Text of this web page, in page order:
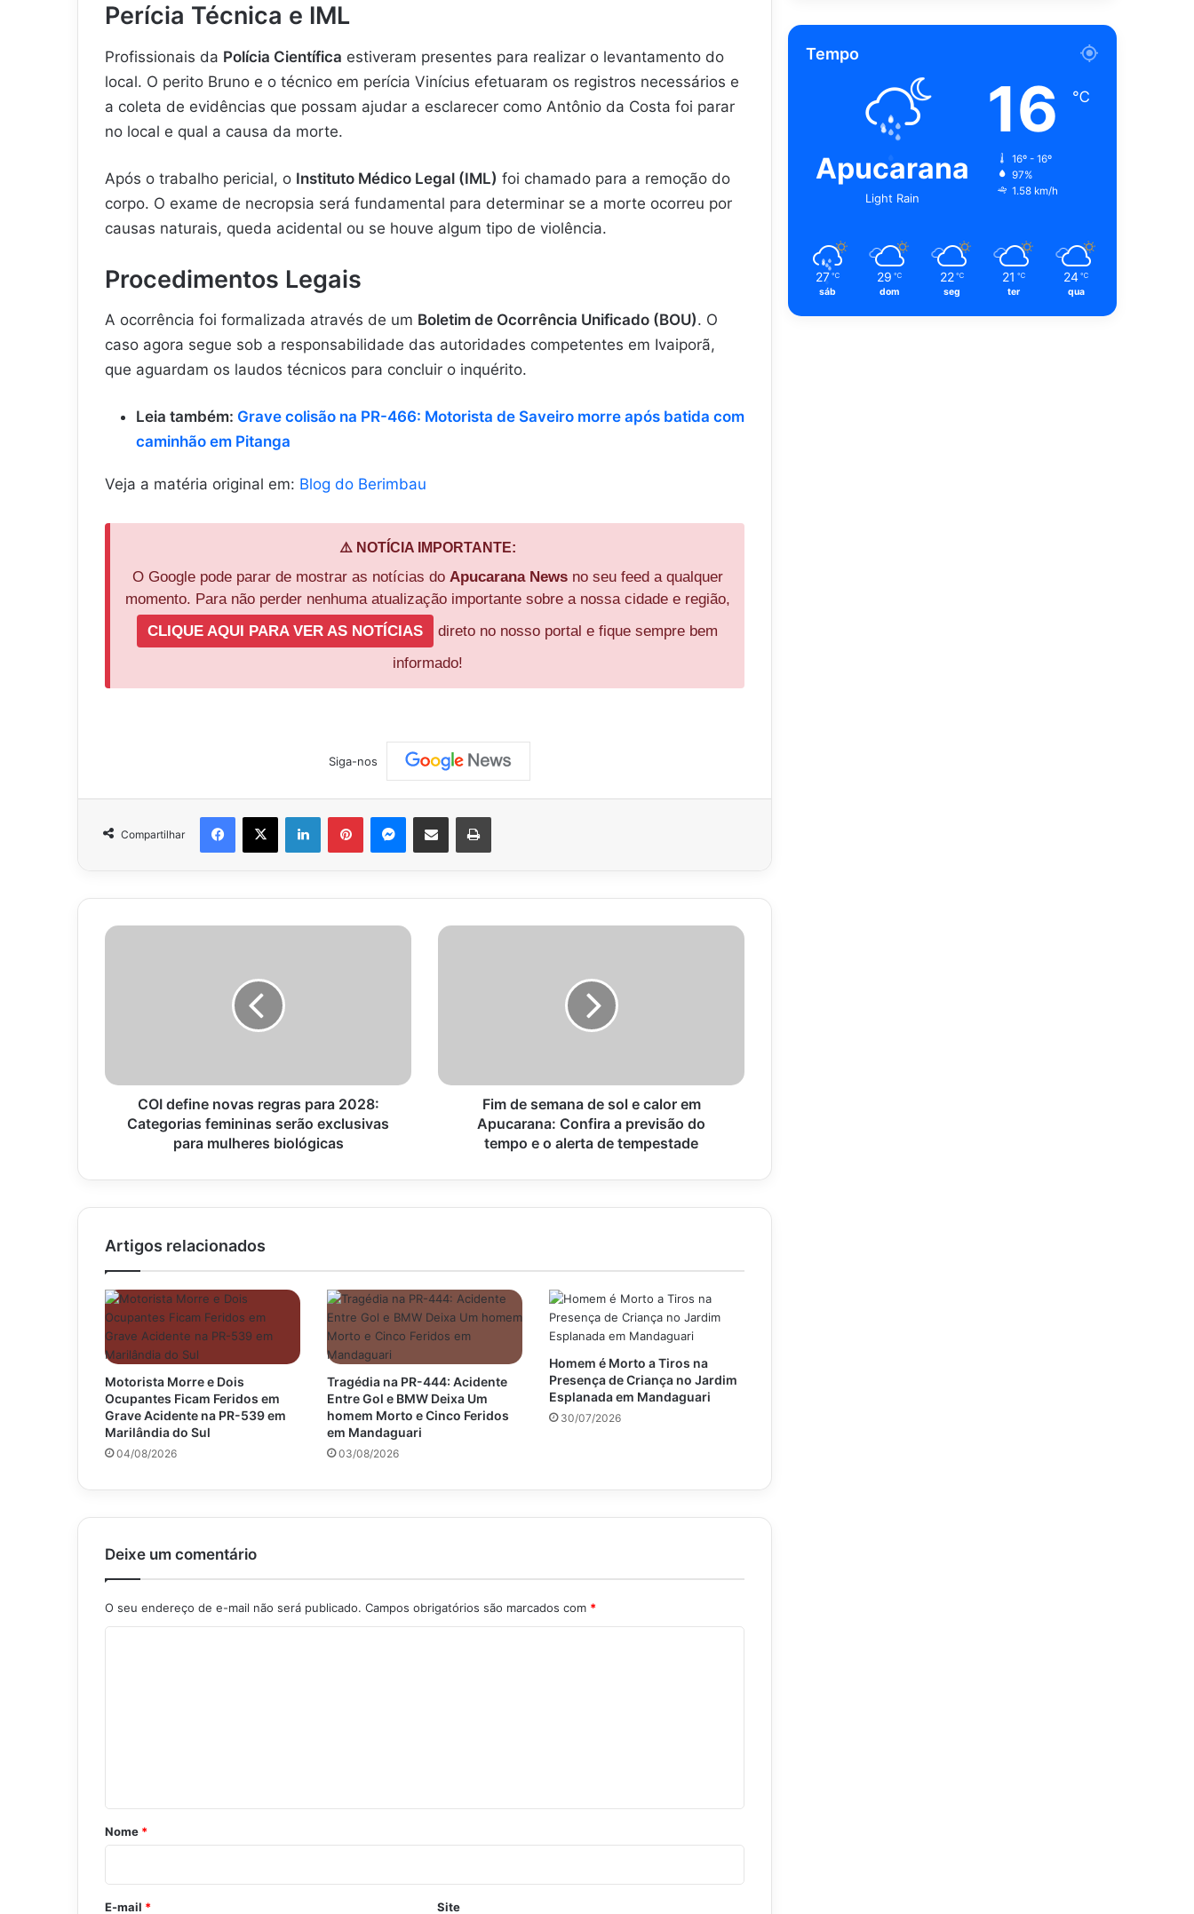
Perícia Técnica e IML
Profissionais da Polícia Científica estiveram presentes para realizar o levantamento do
local. O perito Bruno e o técnico em perícia Vinícius efetuaram os registros necessários e
a coleta de evidências que possam ajudar a esclarecer como Antônio da Costa foi parar
no local e qual a causa da morte.
Após o trabalho pericial, o Instituto Médico Legal (IML) foi chamado para a remoção do
corpo. O exame de necropsia será fundamental para determinar se a morte ocorreu por
causas naturais, queda acidental ou se houve algum tipo de violência.
Procedimentos Legais
A ocorrência foi formalizada através de um Boletim de Ocorrência Unificado (BOU). O
caso agora segue sob a responsabilidade das autoridades competentes em Ivaiporã,
que aguardam os laudos técnicos para concluir o inquérito.
Leia também: Grave colisão na PR-466: Motorista de Saveiro morre após batida com
caminhão em Pitanga
Veja a matéria original em: Blog do Berimbau
⚠️ NOTÍCIA IMPORTANTE:
O Google pode parar de mostrar as notícias do Apucarana Newsno seu feed a qualquer
momento. Para não perder nenhuma atualização importante sobre a nossa cidade e região,
CLIQUE AQUI PARA VER AS NOTÍCIAS
direto no nosso portal e fique sempre bem
informado!
Siga-nos
Compartilhar
Facebook
X LinkedinPinterestMessenger
Compartilhar via e-mail Imprimir
COI
serão
exclusivasCOI define novas regras para 2028:
Categorias femininas serão exclusivas
para mulheres biológicas
Fim
Apucarana:
tempo
tempestade
Fim de semana de sol e calor em
Apucarana: Confira a previsão do
tempo e o alerta de tempestade
Artigos relacionados
Motorista Morre e Dois
Ocupantes Ficam Feridos em
Grave Acidente na PR-539 em
Marilândia do Sul
04/08/2026
Tragédia na PR-444: Acidente
Entre Gol e BMW Deixa Um
homem Morto e Cinco Feridos
em Mandaguari
03/08/2026
Homem é Morto a Tiros na
Presença de Criança no Jardim
Esplanada em Mandaguari
30/07/2026
Deixe um comentário
O seu endereço de e-mail não será publicado. Campos obrigatórios são marcados com *
r
o
*
Nome *
E-mail * Site
Tempo
Apucarana
Light Rain
16 ℃
16º - 16º
97%
1.58 km/h
27 ℃
sáb
29 ℃
dom
22 ℃
seg
21 ℃
ter
24 ℃
qua